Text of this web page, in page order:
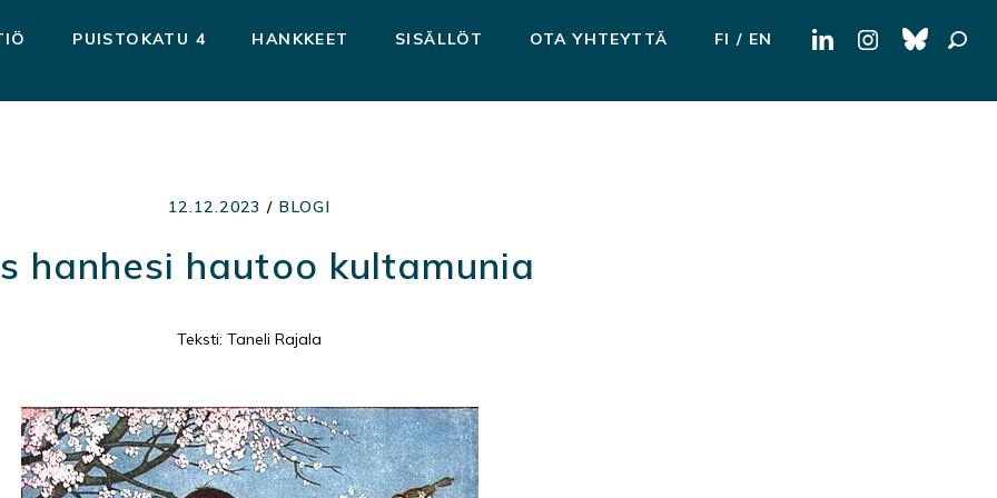
PUISTOKATU 4 HANKKEET SISÄLLÖT OTA YHTEYTTÄ FI EN Haku:
12.12.2023 /BLOGI
hanhesi hautoo kultamunia
Teksti: Taneli Rajala